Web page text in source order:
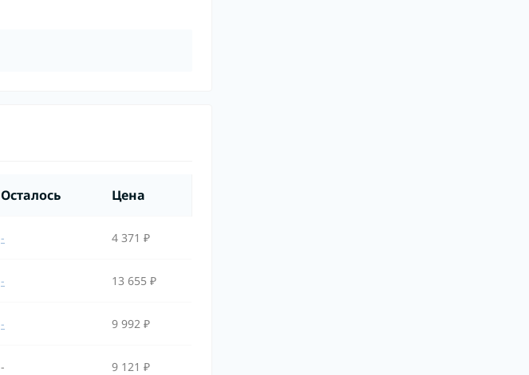
Осталось Цена
- 4 371 ₽
- 13 655 ₽
- 9 992 ₽
- 9 121 ₽